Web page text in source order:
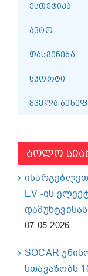
ᲔᲡᲗᲔᲢᲘᲙᲐ
ᲐᲕᲢᲝ
ᲓᲐᲡᲕᲔᲜᲔᲑᲐ
ᲡᲞᲝᲠᲢᲘ
ᲧᲕᲔᲚᲐ
ᲑᲝᲚᲝ
EV -ის
დამუხტვისას
07-05-2026
SOCAR
სთავაზობს